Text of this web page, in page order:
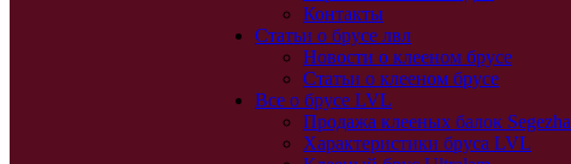
Контакты
Статьи о брусе лвл
Новости о клееном брусе
Статьи о клееном брусе
Все о брусе LVL
Продажа клееных балок Segezha
Характеристики бруса LVL